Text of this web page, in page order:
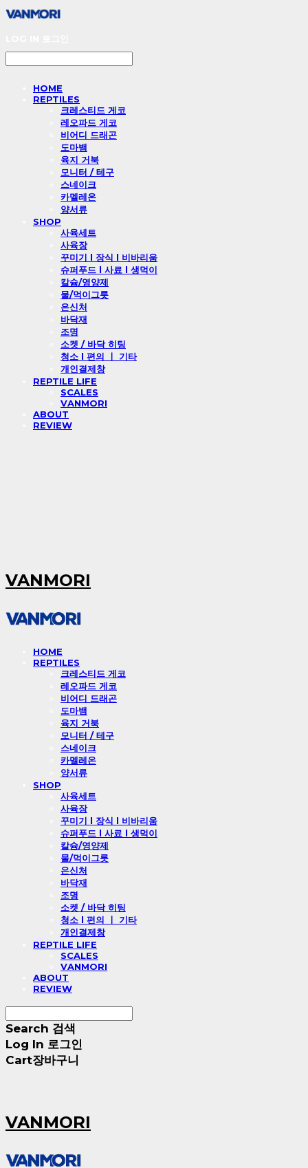
HOME
REPTILES
크레스티드 게코
레오파드 게코
비어디 드래곤
도마뱀
육지 거북
모니터 / 테구
스네이크
카멜레온
양서류
SHOP
사육세트
사육장
꾸미기 l 장식 l 비바리움
슈퍼푸드 l 사료 l 생먹이
칼슘/영양제
물/먹이그릇
은신처
바닥재
조명
소켓 / 바닥 히팅
청소 l 편의 ㅣ 기타
개인결제창
REPTILE LIFE
SCALES
VANMORI
ABOUT
REVIEW
VANMORI
HOME
REPTILES
크레스티드 게코
레오파드 게코
비어디 드래곤
도마뱀
육지 거북
모니터 / 테구
스네이크
카멜레온
양서류
SHOP
사육세트
사육장
꾸미기 l 장식 l 비바리움
슈퍼푸드 l 사료 l 생먹이
칼슘/영양제
물/먹이그릇
은신처
바닥재
조명
소켓 / 바닥 히팅
청소 l 편의 ㅣ 기타
개인결제창
REPTILE LIFE
SCALES
VANMORI
ABOUT
REVIEW
Search 검색
Log In 로그인
Cart장바구니
VANMORI